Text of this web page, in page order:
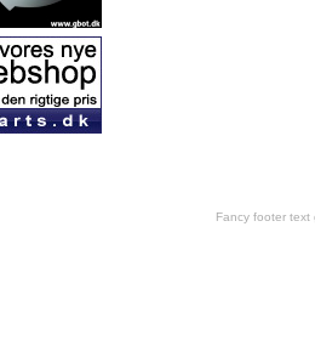
Fancy footer